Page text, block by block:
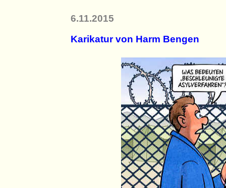
6.11.2015
Karikatur von Harm Bengen